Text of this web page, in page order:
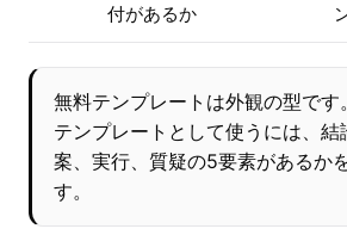
付があるか
無料テンプレートは外観の型で
テンプレートとして使うには、結
案、実行、質疑の5要素があるか
す。